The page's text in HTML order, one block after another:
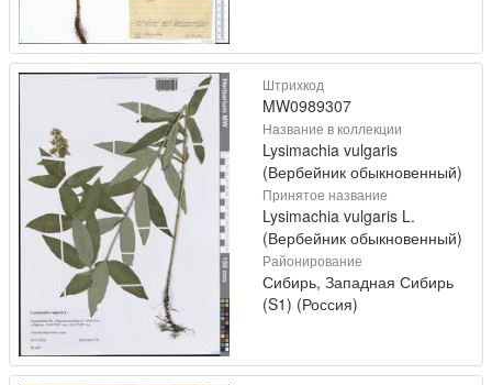
Штрихкод
MW0989307
Название в коллекции
Lysimachia vulgaris
(Вербейник обыкновенный)
Принятое название
Lysimachia vulgaris L.
(Вербейник обыкновенный)
Районирование
Сибирь, Западная Сибирь
(S1) (Россия)